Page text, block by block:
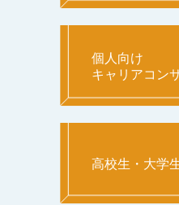
個人向け
キャリアコン
高校生・大学